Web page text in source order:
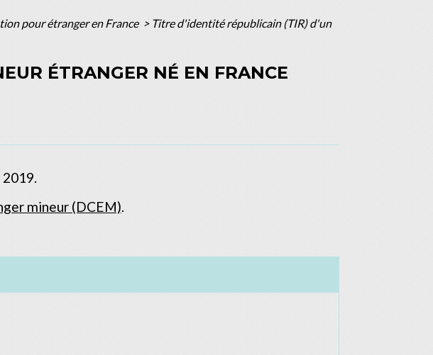
pour étranger en France > Titre d'identité républicain (TIR) d'un
ÉTRANGER NÉ EN FRANCE
2019.
mineur (DCEM).